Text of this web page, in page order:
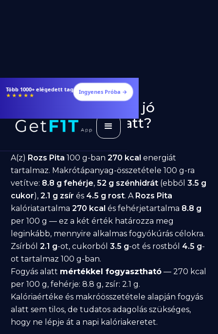
Több 1000+ elégedett tag
★★★★★ Ingyenes Próba →
Rozs Pita fogyásra: jó
választás diéta alatt?
A(z) Rozs Pita 100 g-ban270 kcal energiát
tartalmaz. Makrótápanyag-összetétele 100 g-ra
vetítve: 8.8 g fehérje,52 g szénhidrát (ebből3.5 g
cukor),2.1 g zsír és 4.5 g rost. A Rozs Pita
kalóriatartalma270 kcal és fehérjetartalma 8.8 g
per 100 g — ez a két érték határozza meg
leginkább, mennyire alkalmas fogyókúrás célokra.
Zsírból2.1 g-ot, cukorból3.5 g-ot és rostból 4.5 g-
ot tartalmaz 100 g-ban.
Fogyás alatt mértékkel fogyasztható — 270 kcal
per 100 g, fehérje: 8.8 g, zsír: 2.1 g.
Kalóriaértéke és makróösszetétele alapján fogyás
alatt sem tilos, de tudatos adagolás szükséges,
hogy ne lépje át a napi kalóriakeretet.